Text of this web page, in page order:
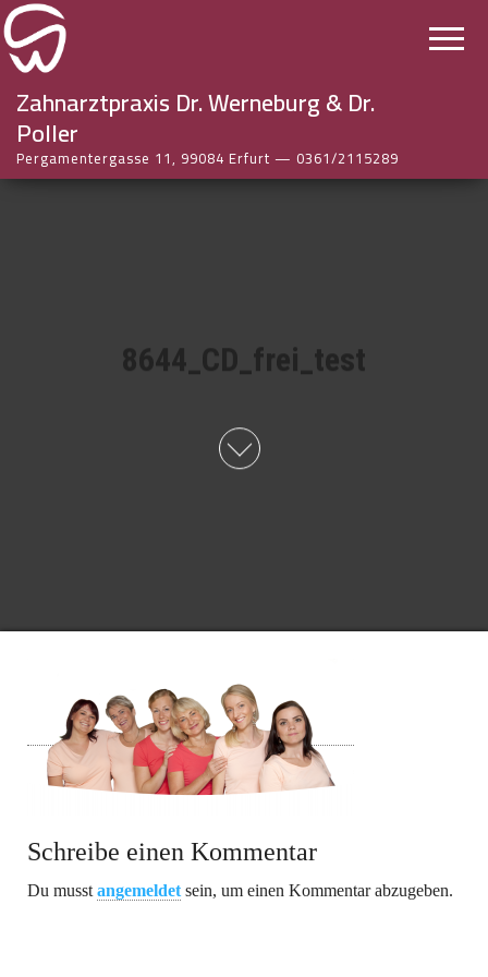
Zahnarztpraxis Dr. Werneburg & Dr.
Poller
Pergamentergasse 11, 99084 Erfurt — 0361/2115289
8644_CD_frei_test
Schreibe einen Kommentar
Du musst angemeldet sein, um einen Kommentar abzugeben.